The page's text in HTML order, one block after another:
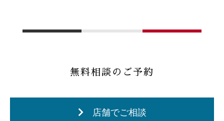
無料相談のご予約
店舗でご相談